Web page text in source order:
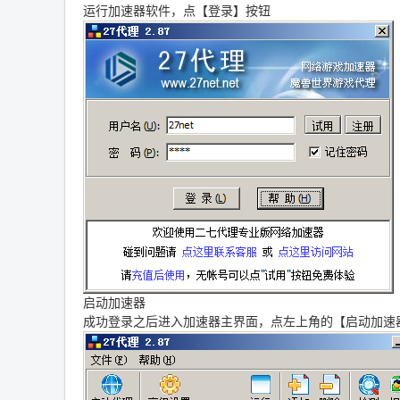
运行加速器软件，点【登录】按钮
启动加速器
成功登录之后进入加速器主界面，点左上角的【启动加速